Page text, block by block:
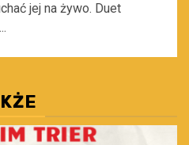
jej na żywo. Duet